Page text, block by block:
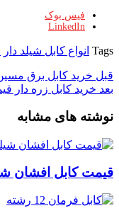
فیس بوک
LinkedIn
Tags انواع کابل شیلد دار
قبل خرید کابل برق مسین
بعد خرید کابل زره دار
نوشته های مشابه
قیمت کابل افشان